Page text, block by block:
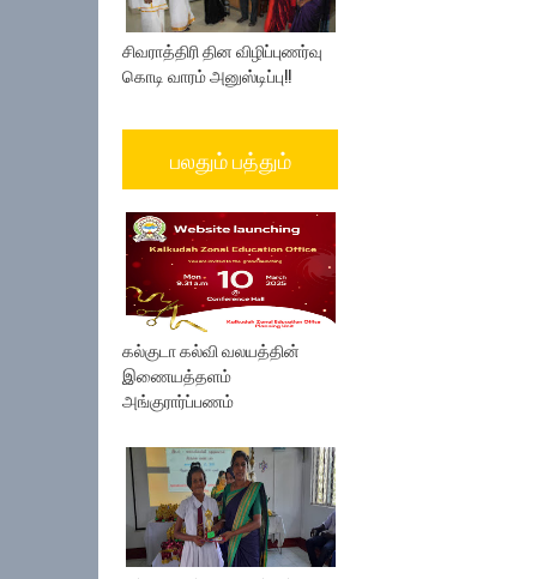
சிவராத்திரி தின விழிப்புணர்வு
கொடி வாரம் அனுஸ்டிப்பு!!
பலதும் பத்தும்
கல்குடா கல்வி வலயத்தின்
இணையத்தளம்
அங்குரார்ப்பணம்